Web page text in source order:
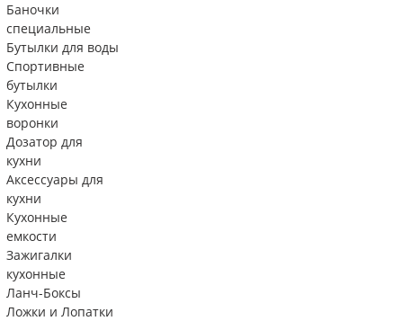
Баночки
специальные
Бутылки для воды
Спортивные
бутылки
Кухонные
воронки
Дозатор для
кухни
Аксессуары для
кухни
Кухонные
емкости
Зажигалки
кухонные
Ланч-Боксы
Ложки и Лопатки